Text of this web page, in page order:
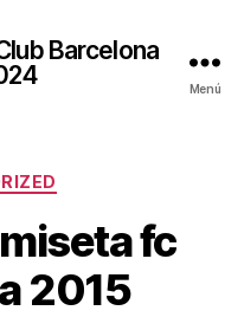
Barcelona
Menú
fc
2015